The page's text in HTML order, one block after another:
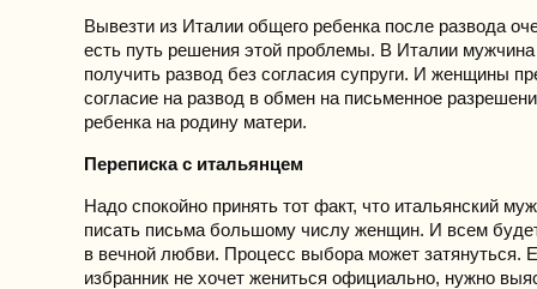
Вывезти из Италии общего ребенка после развода
есть путь решения этой проблемы. В Италии
получить развод без согласия супруги. И женщины
согласие на развод в обмен на письменное
ребенка на родину матери.
Переписка с итальянцем
Надо спокойно принять тот факт, что итальянский
писать письма большому числу женщин. И всем
в вечной любви. Процесс выбора может затянуться.
избранник не хочет жениться официально, нужно